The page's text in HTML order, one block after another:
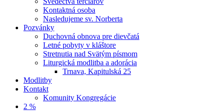
Kontaktná osoba
Nasledujeme sv. Norberta
Pozvánky
Duchovná obnova pre dievčatá
Letné pobyty v kláštore
Stretnutia nad Svätým písmom
Liturgická modlitba a adorácia
Trnava, Kapitulská 25
Modlitby
Kontakt
Komunity Kongregácie
2 %